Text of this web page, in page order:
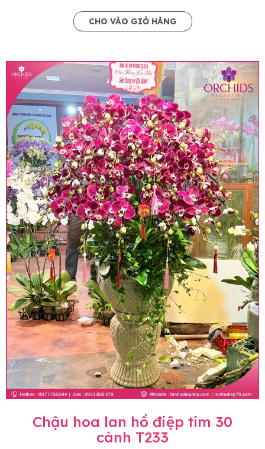
CHO VÀO GIỎ HÀNG
Chậu hoa lan hồ điệp tím 30
cành T233